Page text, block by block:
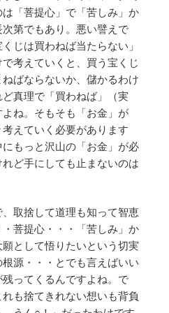
「菩提心」で「苦しみ」か
第でもあり。悪い譬えで
じは買わねば当たらない」
考えていくと、買う宝くじ
ばならないか、儲かるわけ
真理で「買わねば」（実
ね。そもそも「お金」が
考えていく必要があります
もっと沢山の「お金」が必
ど手にしても止まないのは
取捨して道理も知って智恵
菩提心・・・「苦しみ」か
として悟りたいという切実
源・・・とでも言えばいい
ってくるんですよね。で
も捨てきれない想いも背負